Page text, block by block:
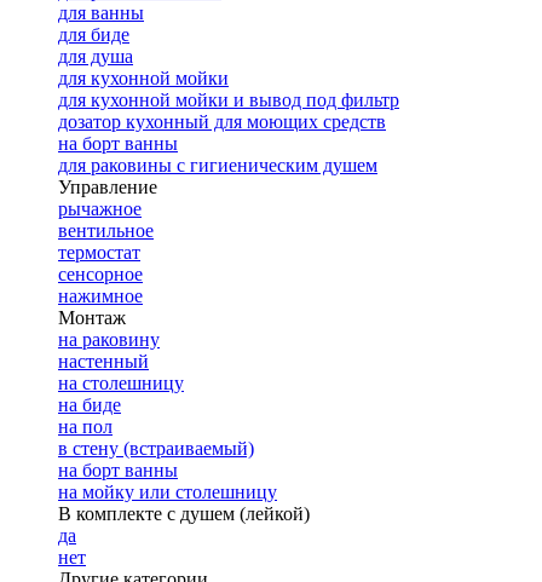
для ванны
для биде
для душа
для кухонной мойки
для кухонной мойки и вывод под фильтр
дозатор кухонный для моющих средств
на борт ванны
для раковины с гигиеническим душем
Управление
рычажное
вентильное
термостат
сенсорное
нажимное
Монтаж
на раковину
настенный
на столешницу
на биде
на пол
в стену (встраиваемый)
на борт ванны
на мойку или столешницу
В комплекте с душем (лейкой)
да
нет